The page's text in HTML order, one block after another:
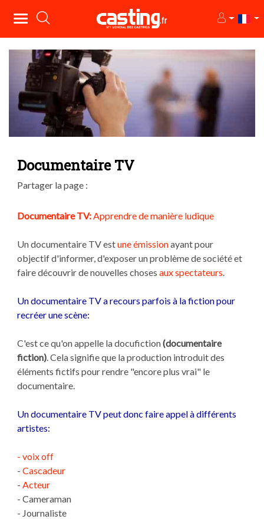
Documentaire TV
Partager la page :
Documentaire TV:Apprendre de manière ludique
Un documentaire TV estune émissionayant pour
objectif d'informer, d'exposer un problème de société et
faire découvrir de nouvelles choses aux spectateurs.
Un documentaire TV a recours parfois à la fiction pour
recréer une scène:
C'est ce qu'on appelle la docufiction(documentaire
fiction). Cela signifie que la production introduit des
éléments fictifs pour rendre "encore plus vrai" le
documentaire.
Un documentaire TV peut donc faire appel àdifférents
artistes:
- voix off
- Cascadeur
- Acteur
- Cameraman
- Journaliste